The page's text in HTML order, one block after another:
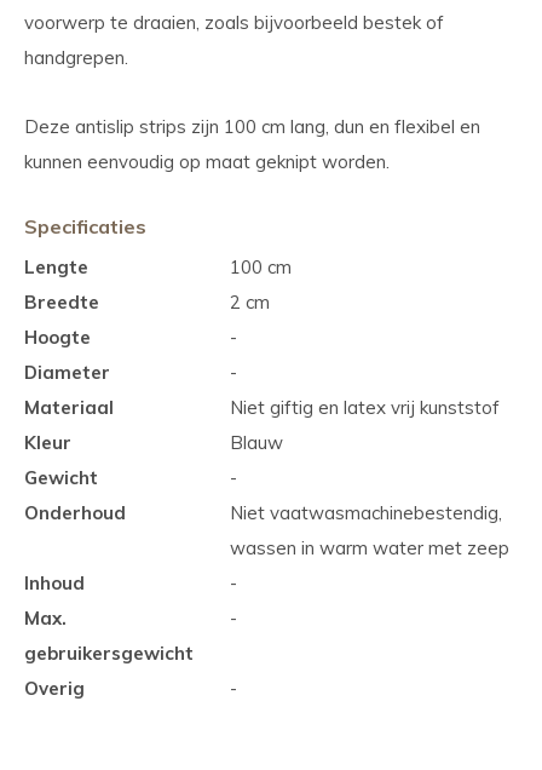
voorwerp te draaien, zoals bijvoorbeeld bestek of
handgrepen.
Deze antislip strips zijn 100 cm lang, dun en flexibel en
kunnen eenvoudig op maat geknipt worden.
Specificaties
Lengte
100 cm
Breedte
2 cm
Hoogte
-
Diameter
-
Materiaal
Niet giftig en latex vrij kunststof
Kleur
Blauw
Gewicht
-
Onderhoud
Niet vaatwasmachinebestendig,
wassen in warm water met zeep
Inhoud
-
Max.
gebruikersgewicht
-
Overig -